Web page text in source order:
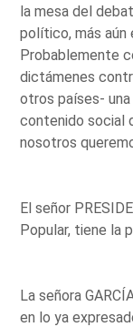
la mesa del
político, más aún
Probablemente
dictámenes
otros países-
contenido social
nosotros
El señor
Popular, tiene la
La señora
en lo ya